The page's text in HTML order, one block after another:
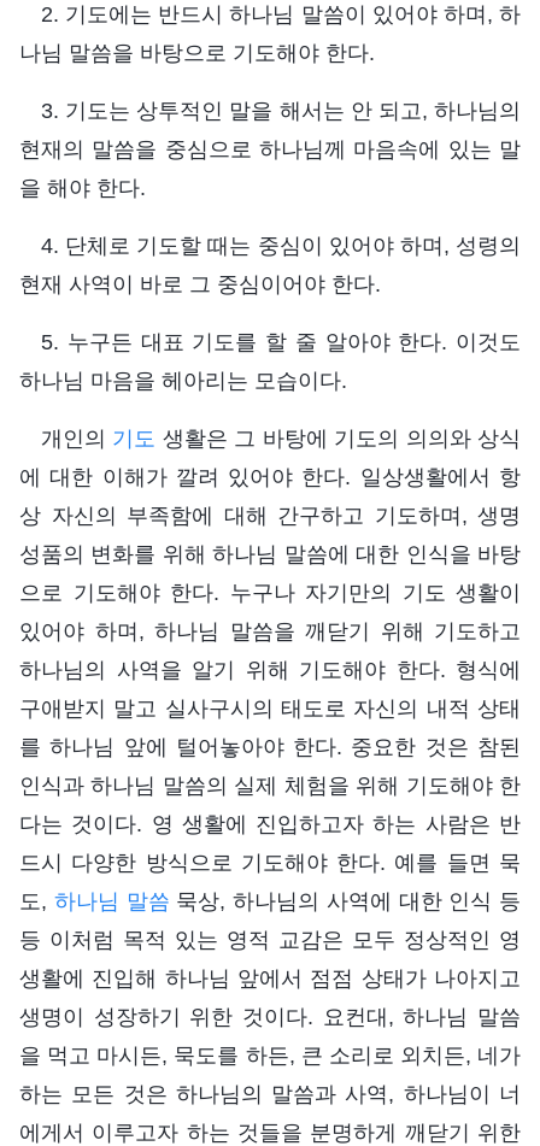
2. 기도에는 반드시 하나님 말씀이 있어야 하며, 하
나님 말씀을 바탕으로 기도해야 한다.
3. 기도는 상투적인 말을 해서는 안 되고, 하나님의
현재의 말씀을 중심으로 하나님께 마음속에 있는 말
을 해야 한다.
4. 단체로 기도할 때는 중심이 있어야 하며, 성령의
현재 사역이 바로 그 중심이어야 한다.
5. 누구든 대표 기도를 할 줄 알아야 한다. 이것도
하나님 마음을 헤아리는 모습이다.
개인의 기도 생활은 그 바탕에 기도의 의의와 상식
에 대한 이해가 깔려 있어야 한다. 일상생활에서 항
상 자신의 부족함에 대해 간구하고 기도하며, 생명
성품의 변화를 위해 하나님 말씀에 대한 인식을 바탕
으로 기도해야 한다. 누구나 자기만의 기도 생활이
있어야 하며, 하나님 말씀을 깨닫기 위해 기도하고
하나님의 사역을 알기 위해 기도해야 한다. 형식에
구애받지 말고 실사구시의 태도로 자신의 내적 상태
를 하나님 앞에 털어놓아야 한다. 중요한 것은 참된
인식과 하나님 말씀의 실제 체험을 위해 기도해야 한
다는 것이다. 영 생활에 진입하고자 하는 사람은 반
드시 다양한 방식으로 기도해야 한다. 예를 들면 묵
도, 하나님 말씀 묵상, 하나님의 사역에 대한 인식 등
등 이처럼 목적 있는 영적 교감은 모두 정상적인 영
생활에 진입해 하나님 앞에서 점점 상태가 나아지고
생명이 성장하기 위한 것이다. 요컨대, 하나님 말씀
을 먹고 마시든, 묵도를 하든, 큰 소리로 외치든, 네가
하는 모든 것은 하나님의 말씀과 사역, 하나님이 너
에게서 이루고자 하는 것들을 분명하게 깨닫기 위한